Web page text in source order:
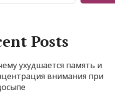
Posts
ухудшается память и
внимания при